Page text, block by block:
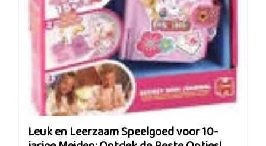
Leuk en Leerzaam Speelgoed voor 10-